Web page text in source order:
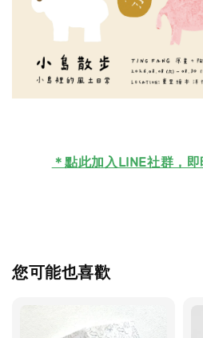
＊點此加入LINE社群，
您可能也喜歡